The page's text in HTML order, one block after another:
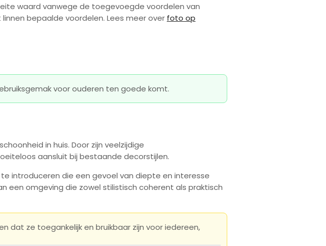
waard vanwege de toegevoegde voordelen van
bepaalde voordelen. Lees meer over foto op
voor ouderen ten goede komt.
in huis. Door zijn veelzijdige
aansluit bij bestaande decorstijlen.
introduceren die een gevoel van diepte en interesse
een omgeving die zowel stilistisch coherent als praktisch
dat ze toegankelijk en bruikbaar zijn voor iedereen,